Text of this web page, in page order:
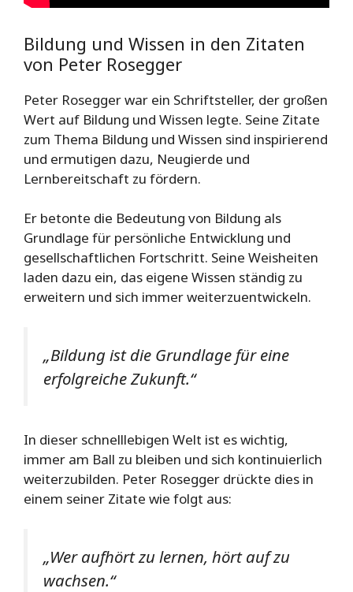
Bildung und Wissen in den Zitaten
von Peter Rosegger
Peter Rosegger war ein Schriftsteller, der großen
Wert auf Bildung und Wissen legte. Seine Zitate
zum Thema Bildung und Wissen sind inspirierend
und ermutigen dazu, Neugierde und
Lernbereitschaft zu fördern.
Er betonte die Bedeutung von Bildung als
Grundlage für persönliche Entwicklung und
gesellschaftlichen Fortschritt. Seine Weisheiten
laden dazu ein, das eigene Wissen ständig zu
erweitern und sich immer weiterzuentwickeln.
„Bildung ist die Grundlage für eine
erfolgreiche Zukunft.“
In dieser schnelllebigen Welt ist es wichtig,
immer am Ball zu bleiben und sich kontinuierlich
weiterzubilden. Peter Rosegger drückte dies in
einem seiner Zitate wie folgt aus:
„Wer aufhört zu lernen, hört auf zu
wachsen.“